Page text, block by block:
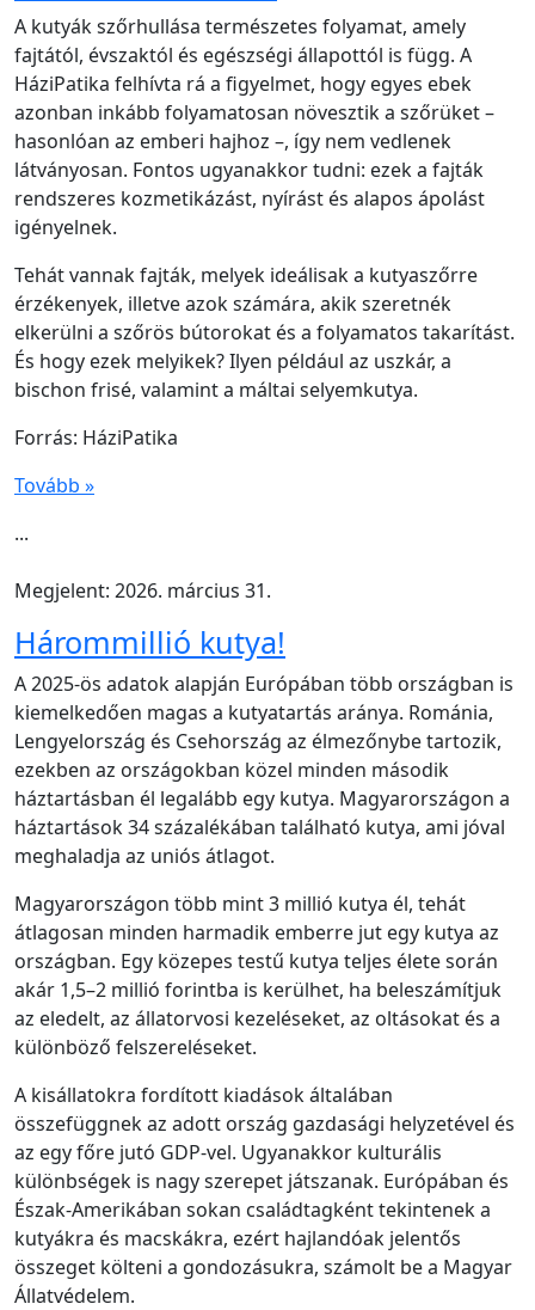
A kutyák szőrhullása természetes folyamat, amely
fajtától, évszaktól és egészségi állapottól is függ. A
HáziPatika felhívta rá a figyelmet, hogy egyes ebek
azonban inkább folyamatosan növesztik a szőrüket –
hasonlóan az emberi hajhoz –, így nem vedlenek
látványosan. Fontos ugyanakkor tudni: ezek a fajták
rendszeres kozmetikázást, nyírást és alapos ápolást
igényelnek.
Tehát vannak fajták, melyek ideálisak a kutyaszőrre
érzékenyek, illetve azok számára, akik szeretnék
elkerülni a szőrös bútorokat és a folyamatos takarítást.
És hogy ezek melyikek? Ilyen például az uszkár, a
bischon frisé, valamint a máltai selyemkutya.
Forrás: HáziPatika
Tovább »
...
Megjelent: 2026. március 31.
Hárommillió kutya!
A 2025-ös adatok alapján Európában több országban is
kiemelkedően magas a kutyatartás aránya. Románia,
Lengyelország és Csehország az élmezőnybe tartozik,
ezekben az országokban közel minden második
háztartásban él legalább egy kutya. Magyarországon a
háztartások 34 százalékában található kutya, ami jóval
meghaladja az uniós átlagot.
Magyarországon több mint 3 millió kutya él, tehát
átlagosan minden harmadik emberre jut egy kutya az
országban. Egy közepes testű kutya teljes élete során
akár 1,5–2 millió forintba is kerülhet, ha beleszámítjuk
az eledelt, az állatorvosi kezeléseket, az oltásokat és a
különböző felszereléseket.
A kisállatokra fordított kiadások általában
összefüggnek az adott ország gazdasági helyzetével és
az egy főre jutó GDP-vel. Ugyanakkor kulturális
különbségek is nagy szerepet játszanak. Európában és
Észak-Amerikában sokan családtagként tekintenek a
kutyákra és macskákra, ezért hajlandóak jelentős
összeget költeni a gondozásukra, számolt be a Magyar
Állatvédelem.